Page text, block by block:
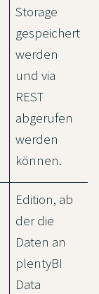
Storage
gespeichert
werden
und via
REST
abgerufen
werden
können.
Edition, ab
der die
Daten an
plentyBI
Data